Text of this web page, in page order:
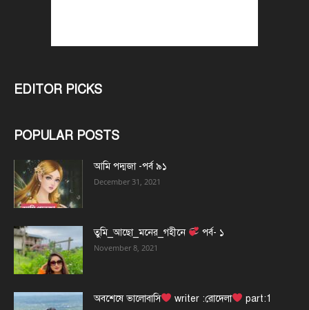
EDITOR PICKS
POPULAR POSTS
আমি পদ্মজা -পর্ব ৯১
December 31, 2021
তুমি_আছো_মনের_গহীনে পর্ব- ১
November 8, 2021
অবশেষে ভালোবাসি writer :রোদেলা part:1